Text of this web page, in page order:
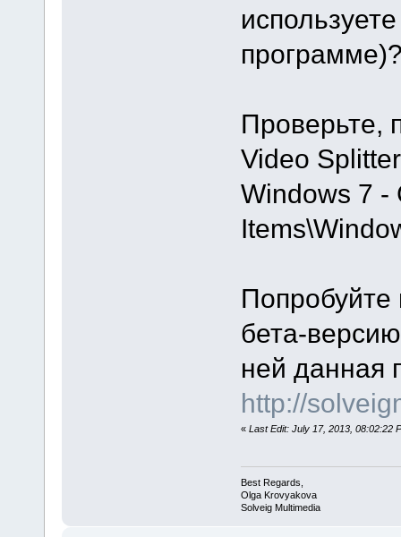
Проверьте,
Video
Windows 7 -
бета-
ней данная
http://
« Last Edit: July 17, 2013, 08:02:22
Best Regards,
Olga Krovyakova
Solveig Multimedia